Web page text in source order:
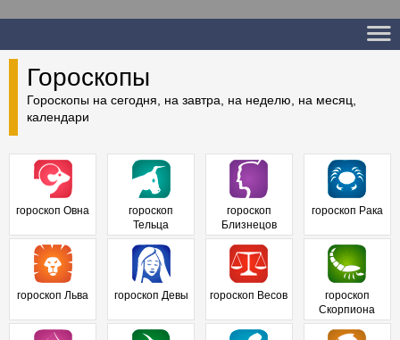
Гороскопы
Гороскопы на сегодня, на завтра, на неделю, на месяц,
календари
гороскоп Овна
гороскоп
Тельца
гороскоп
Близнецов
гороскоп Рака
гороскоп Льва гороскоп Девы гороскоп Весов
гороскоп
Скорпиона